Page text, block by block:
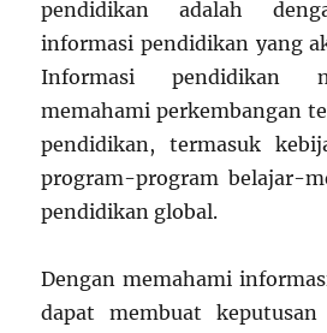
pendidikan adalah
informasi pendidikan yang
Informasi pendidikan
memahami perkembangan
pendidikan, termasuk
program-program belajar-
pendidikan global.
Dengan memahami
dapat membuat